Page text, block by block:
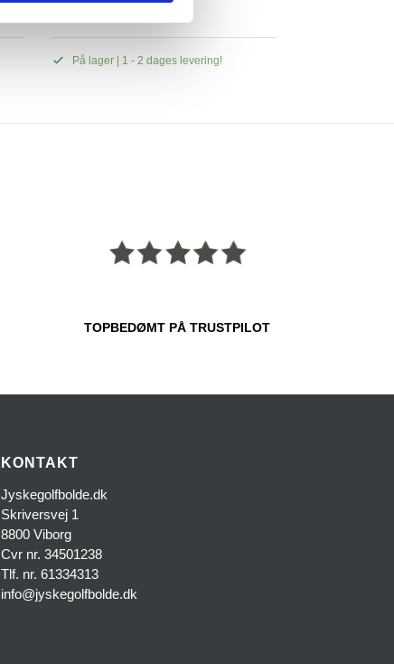
På lager | 1 - 2 dages levering!
TOPBEDØMT PÅ TRUSTPILOT
KONTAKT
Jyskegolfbolde.dk
Skriversvej 1
8800 Viborg
Cvr nr. 34501238
Tlf. nr. 61334313
info@jyskegolfbolde.dk